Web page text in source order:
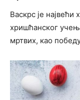
Васкрс је
хришћанског
мртвих, као